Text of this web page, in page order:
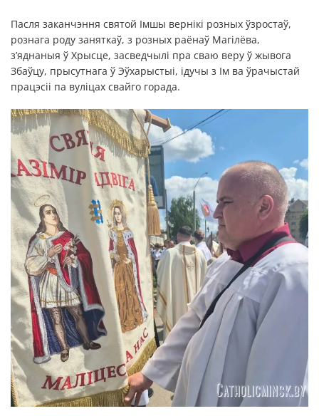
Пасля заканчэння святой Імшы вернікі розных ўзростаў,
рознага роду заняткаў, з розных раёнаў Магілёва,
з’яднаныя ў Хрысце, засведчылі пра сваю веру ў жывога
Збаўцу, прысутнага ў Эўхарыстыі, ідучы з Ім ва ўрачыстай
працэсіі па вуліцах свайго горада.